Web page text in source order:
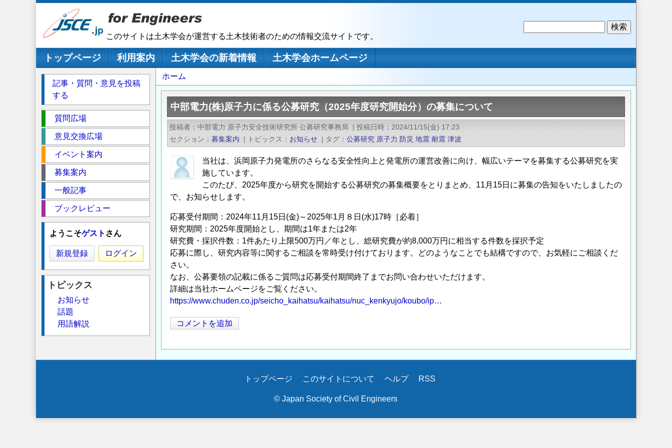
このサイトは土木学会が運営する土木技術者のための情報交流サイトです。
メインナビゲーション
トップページ 利用案内 土木学会の新着情報
土木学会ホームページ
パ
ン
く
ず
ホーム
中部電力(株)原子力に係る公募研究（2025年度研究開始分）の募集について
投稿者 中部電力 原子力安全技術研究所 公募研究事務局 | 投稿日時
2024/11/15(金) 17:23
セクション
募集案内 | トピックス お知らせ | タグ 公募研究 原子力 防災 地震 耐震 津波
当社は、浜岡原子力発電所のさらなる安全性向上と発電所の運営改善に向け、幅広いテーマを募集する公募研究を実
施しています。
このたび、2025年度から研究を開始する公募研究の募集概要をとりまとめ、11月15日に募集の告知をいたしましたの
で、お知らせします。
応募受付期間：2024年11月15日(金)～2025年1月８日(水)17時［必着］
研究期間：2025年度開始とし、期間は1年または2年
研究費・採択件数：1件あたり上限500万円／年とし、総研究費が約8,000万円に相当する件数を採択予定
応募に際し、研究内容等に関するご相談を常時受け付けております。どのようなことでも結構ですので、お気軽にご相談くだ
さい。
なお、公募要領の記載に係るご質問は応募受付期間終了までお問い合わせいただけます。
詳細は当社ホームページをご覧ください。
https://www.chuden.co.jp/seicho_kaihatsu/kaihatsu/nuc_kenkyujo/koubo/ip…
コメントを追加
記事・質問・意見を投稿
する
ク
シ
質問広場
意見交換広場
イベント案内
募集案内
一般記事
ブックレビュー
ようこそゲスト さん
新規登録 ログイン
トピックス
お知らせ
話題
用語解説
トップページ このサイトについて ヘルプ RSS
© Japan Society of Civil Engineers